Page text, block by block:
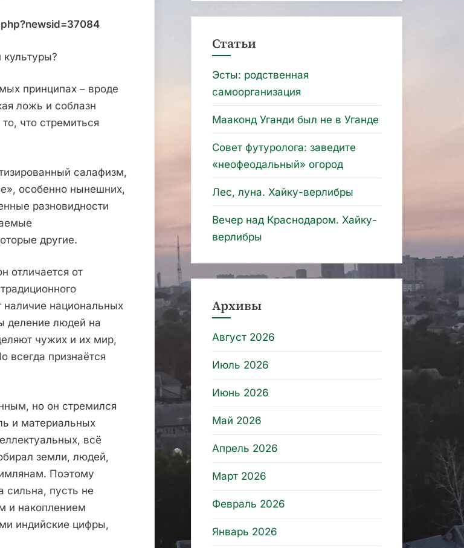
принципах – вроде
ложь и соблазн
что стремиться
салафизм,
особенно нынешних,
разновидности
другие.
отличается от
национальных
деление людей на
чужих и их мир,
всегда признаётся
но он стремился
и материальных
всё
земли, людей,
Поэтому
сильна, пусть не
и накоплением
индийские цифры,
Статьи
Эсты: родственная
самоорганизация
Мааконд Уганди был не в Уганде
Совет футуролога: заведите
«неофеодальный» огород
Лес, луна. Хайку-верлибры
Вечер над Краснодаром. Хайку-
верлибры
Архивы
Август 2026
Июль 2026
Июнь 2026
Май 2026
Апрель 2026
Март 2026
Февраль 2026
Январь 2026